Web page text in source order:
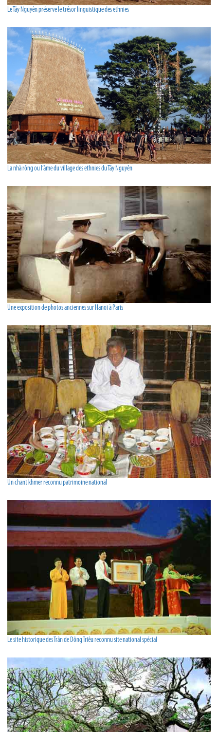
Le Tây Nguyên préserve le trésor linguistique des ethnies
La nhà rông ou l’âme du village des ethnies du Tây Nguyên
Une exposition de photos anciennes sur Hanoi à Paris
Un chant khmer reconnu patrimoine national
Le site historique des Trân de Dông Triêu reconnu site national spécial